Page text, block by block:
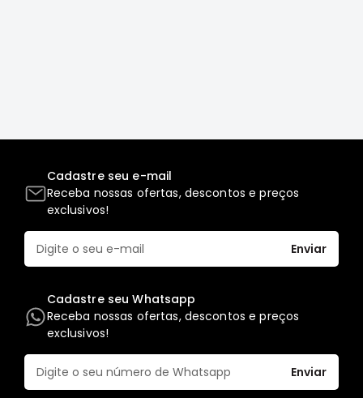
COFAP
NAKATA
EKSTRON
FRAS-
LE
FRONTIER
NGK
DENSO
FAMA
Cadastre seu e-mail
Receba nossas ofertas, descontos e preços
exclusivos!
Enviar
Cadastre seu Whatsapp
Receba nossas ofertas, descontos e preços
exclusivos!
Enviar